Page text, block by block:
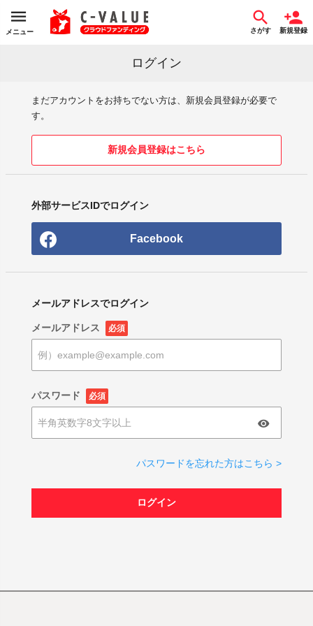
メニュー さがす 新規登録
ログイン
まだアカウントをお持ちでない方は、新規会員登録が必要で
す。
新規会員登録はこちら
外部サービスIDでログイン
Facebook
メールアドレスでログイン
メールアドレス 必須
パスワード 必須
パスワードを忘れた方はこちら >
ログイン